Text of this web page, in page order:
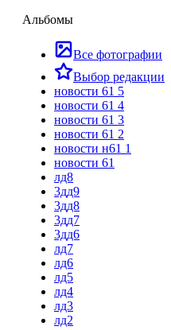
Альбомы
Все фотографии
Выбор редакции
новости 61 5
новости 61 4
новости 61 3
новости 61 2
новости н61 1
новости 61
лд8
3дд9
3дд8
3дд7
3дд6
лд7
лд6
лд5
лд4
лд3
лд2